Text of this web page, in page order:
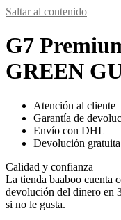
Saltar al contenido
G7
GREEN
Atención al cliente
Garantía de
Envío con DHL
Devolución gratuita
Calidad y confianza
La tienda baaboo cuenta
devolución del dinero en
si no le gusta.